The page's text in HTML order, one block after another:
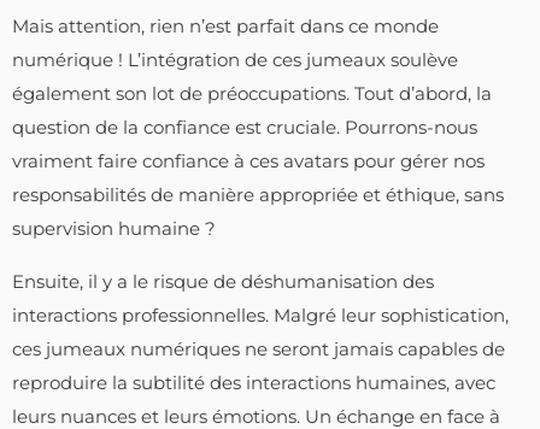
Mais attention, rien n’est parfait dans ce monde
numérique ! L’intégration de ces jumeaux soulève
également son lot de préoccupations. Tout d’abord, la
question de la confiance est cruciale. Pourrons-nous
vraiment faire confiance à ces avatars pour gérer nos
responsabilités de manière appropriée et éthique, sans
supervision humaine ?
Ensuite, il y a le risque de déshumanisation des
interactions professionnelles. Malgré leur sophistication,
ces jumeaux numériques ne seront jamais capables de
reproduire la subtilité des interactions humaines, avec
leurs nuances et leurs émotions. Un échange en face à